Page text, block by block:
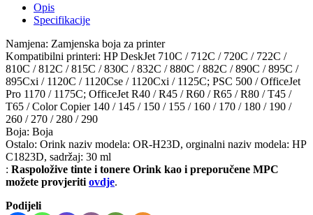
Opis
Specifikacije
Namjena: Zamjenska boja za printer
Kompatibilni printeri: HP DeskJet 710C / 712C / 720C / 722C /
810C / 812C / 815C / 830C / 832C / 880C / 882C / 890C / 895C /
895Cxi / 1120C / 1120Cse / 1120Cxi / 1125C; PSC 500 / OfficeJet
Pro 1170 / 1175C; OfficeJet R40 / R45 / R60 / R65 / R80 / T45 /
T65 / Color Copier 140 / 145 / 150 / 155 / 160 / 170 / 180 / 190 /
260 / 270 / 280 / 290
Boja: Boja
Ostalo: Orink naziv modela: OR-H23D, orginalni naziv modela: HP
C1823D, sadržaj: 30 ml
: Raspoložive tinte i tonere Orink kao i preporučene MPC
možete provjeriti ovdje.
Podijeli